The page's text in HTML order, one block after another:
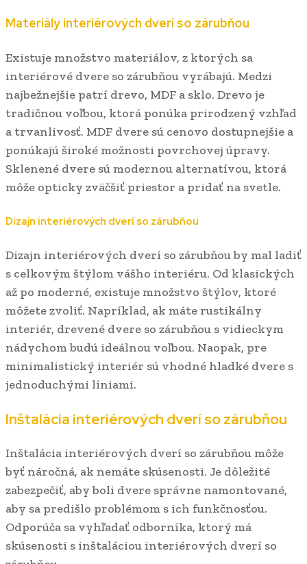
Materiály interiérových dverí so zárubňou
Existuje množstvo materiálov, z ktorých sa
interiérové dvere so zárubňou vyrábajú. Medzi
najbežnejšie patrí drevo, MDF a sklo. Drevo je
tradičnou voľbou, ktorá ponúka prirodzený vzhľad
a trvanlivosť. MDF dvere sú cenovo dostupnejšie a
ponúkajú široké možnosti povrchovej úpravy.
Sklenené dvere sú modernou alternatívou, ktorá
môže opticky zväčšiť priestor a pridať na svetle.
Dizajn interiérových dverí so zárubňou
Dizajn interiérových dverí so zárubňou by mal ladiť
s celkovým štýlom vášho interiéru. Od klasických
až po moderné, existuje množstvo štýlov, ktoré
môžete zvoliť. Napríklad, ak máte rustikálny
interiér, drevené dvere so zárubňou s vidieckym
nádychom budú ideálnou voľbou. Naopak, pre
minimalistický interiér sú vhodné hladké dvere s
jednoduchými líniami.
Inštalácia interiérových dverí so zárubňou
Inštalácia interiérových dverí so zárubňou môže
byť náročná, ak nemáte skúsenosti. Je dôležité
zabezpečiť, aby boli dvere správne namontované,
aby sa predišlo problémom s ich funkčnosťou.
Odporúča sa vyhľadať odborníka, ktorý má
skúsenosti s inštaláciou interiérových dverí so